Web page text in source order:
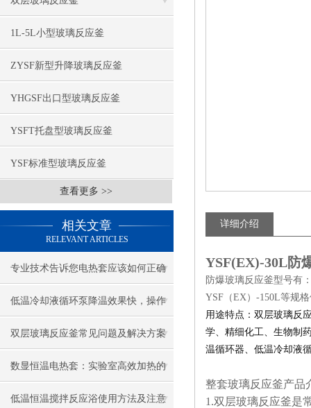
1L-5L小型玻璃反应釜
ZYSF新型升降玻璃反应釜
YHGSF出口型玻璃反应釜
YSFT托盘型玻璃反应釜
YSF标准型玻璃反应釜
查看更多 >>
相关文章
RELEVANT ARTICLES
专业技术告诉您电热套应该如何正确
使用?
低温冷却液循环泵降温效果快，操作
方便
双层玻璃反应釜常见问题及解决方案
与保养知识
数显恒温电热套：实验室高效加热的
革新之选
低温恒温搅拌反应浴使用方法及注意
详细介绍
YSF(EX)-30L防
防爆玻璃反应釜型号有
YSF（EX）-150L等规
用途特点：双层玻璃反
学、精细化工、生物制
温循环器、低温冷却液
整套玻璃反应釜产品
1.双层玻璃反应釜是